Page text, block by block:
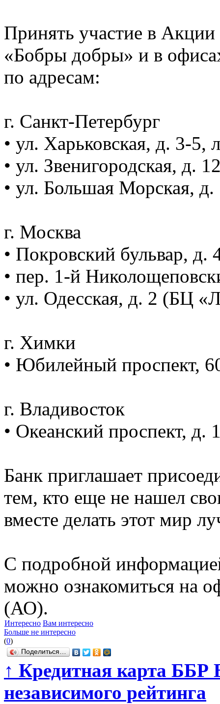
Принять участие в Акции
«Бобры добры» и в
по адресам:
г. Санкт-Петербург
• ул. Харьковская, д. 3-5,
• ул. Звенигородская, д.
• ул. Большая Морская,
г. Москва
• Покровский бульвар, д.
• пер. 1-й
• ул. Одесская, д. 2 (БЦ
г. Химки
• Юбилейный проспект,
г. Владивосток
• Океанский проспект, д.
Банк приглашает
тем, кто еще не нашел
вместе делать этот мир
С подробной
можно ознакомиться на
(АО).
Интересно Вам интересно
Больше не интересно
(0)
Поделиться…
↑ Кредитная карта ББР
независимого рейтинга